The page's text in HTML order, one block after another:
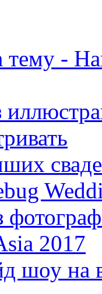
-
2017
шоу на